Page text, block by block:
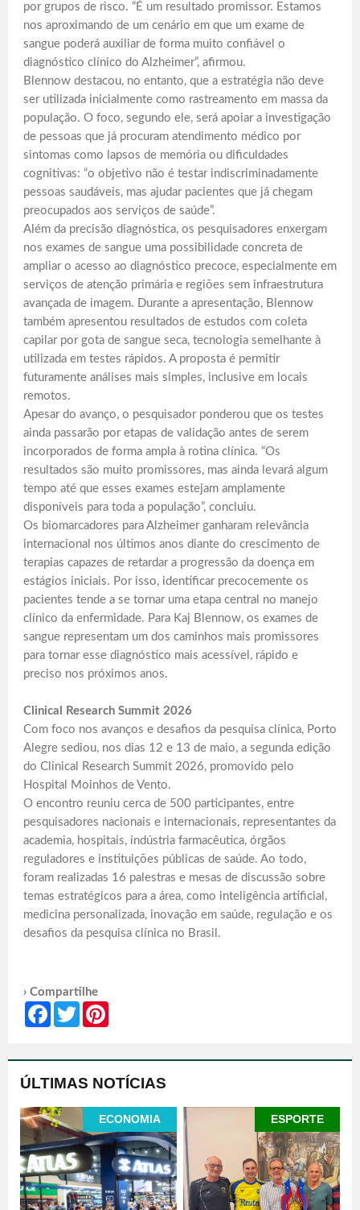
por grupos de risco. “É um resultado promissor. Estamos
nos aproximando de um cenário em que um exame de
sangue poderá auxiliar de forma muito confiável o
diagnóstico clínico do Alzheimer”, afirmou.
Blennow destacou, no entanto, que a estratégia não deve
ser utilizada inicialmente como rastreamento em massa da
população. O foco, segundo ele, será apoiar a investigação
de pessoas que já procuram atendimento médico por
sintomas como lapsos de memória ou dificuldades
cognitivas: “o objetivo não é testar indiscriminadamente
pessoas saudáveis, mas ajudar pacientes que já chegam
preocupados aos serviços de saúde”.
Além da precisão diagnóstica, os pesquisadores enxergam
nos exames de sangue uma possibilidade concreta de
ampliar o acesso ao diagnóstico precoce, especialmente em
serviços de atenção primária e regiões sem infraestrutura
avançada de imagem. Durante a apresentação, Blennow
também apresentou resultados de estudos com coleta
capilar por gota de sangue seca, tecnologia semelhante à
utilizada em testes rápidos. A proposta é permitir
futuramente análises mais simples, inclusive em locais
remotos.
Apesar do avanço, o pesquisador ponderou que os testes
ainda passarão por etapas de validação antes de serem
incorporados de forma ampla à rotina clínica. “Os
resultados são muito promissores, mas ainda levará algum
tempo até que esses exames estejam amplamente
disponíveis para toda a população”, concluiu.
Os biomarcadores para Alzheimer ganharam relevância
internacional nos últimos anos diante do crescimento de
terapias capazes de retardar a progressão da doença em
estágios iniciais. Por isso, identificar precocemente os
pacientes tende a se tornar uma etapa central no manejo
clínico da enfermidade. Para Kaj Blennow, os exames de
sangue representam um dos caminhos mais promissores
para tornar esse diagnóstico mais acessível, rápido e
preciso nos próximos anos.
Clinical Research Summit 2026
Com foco nos avanços e desafios da pesquisa clínica, Porto
Alegre sediou, nos dias 12 e 13 de maio, a segunda edição
do Clinical Research Summit 2026, promovido pelo
Hospital Moinhos de Vento.
O encontro reuniu cerca de 500 participantes, entre
pesquisadores nacionais e internacionais, representantes da
academia, hospitais, indústria farmacêutica, órgãos
reguladores e instituições públicas de saúde. Ao todo,
foram realizadas 16 palestras e mesas de discussão sobre
temas estratégicos para a área, como inteligência artificial,
medicina personalizada, inovação em saúde, regulação e os
desafios da pesquisa clínica no Brasil.
› Compartilhe
FacebookTwitter
ÚLTIMAS NOTÍCIAS
ECONOMIA ESPORTE